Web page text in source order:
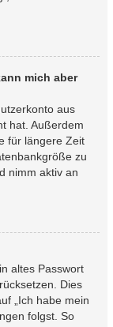
mich aber
aus
hat. Außerdem
für längere Zeit
zu
nimm aktiv an
altes Passwort
Dies
„Ich habe mein
folgst. So